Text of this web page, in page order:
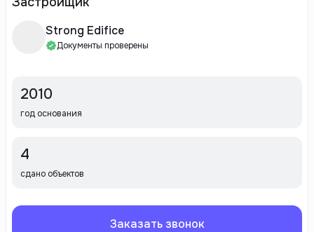
Strong Edifice
Документы проверены
2010
год основания
4
сдано объектов
Заказать звонок